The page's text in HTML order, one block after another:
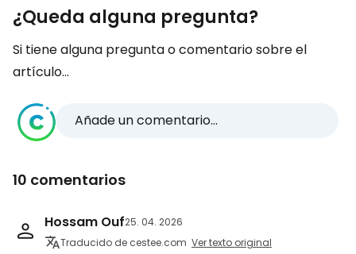
¿Queda alguna pregunta?
Si tiene alguna pregunta o comentario sobre el
artículo...
Añade un comentario...
10 comentarios
Hossam Ouf25. 04. 2026
Traducido de cestee.com Ver texto original